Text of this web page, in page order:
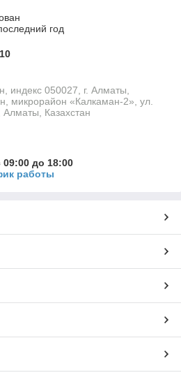
год
индекс 050027, г. Алматы,
микрорайон «Калкаман-2», ул.
Казахстан
09:00 до 18:00
работы